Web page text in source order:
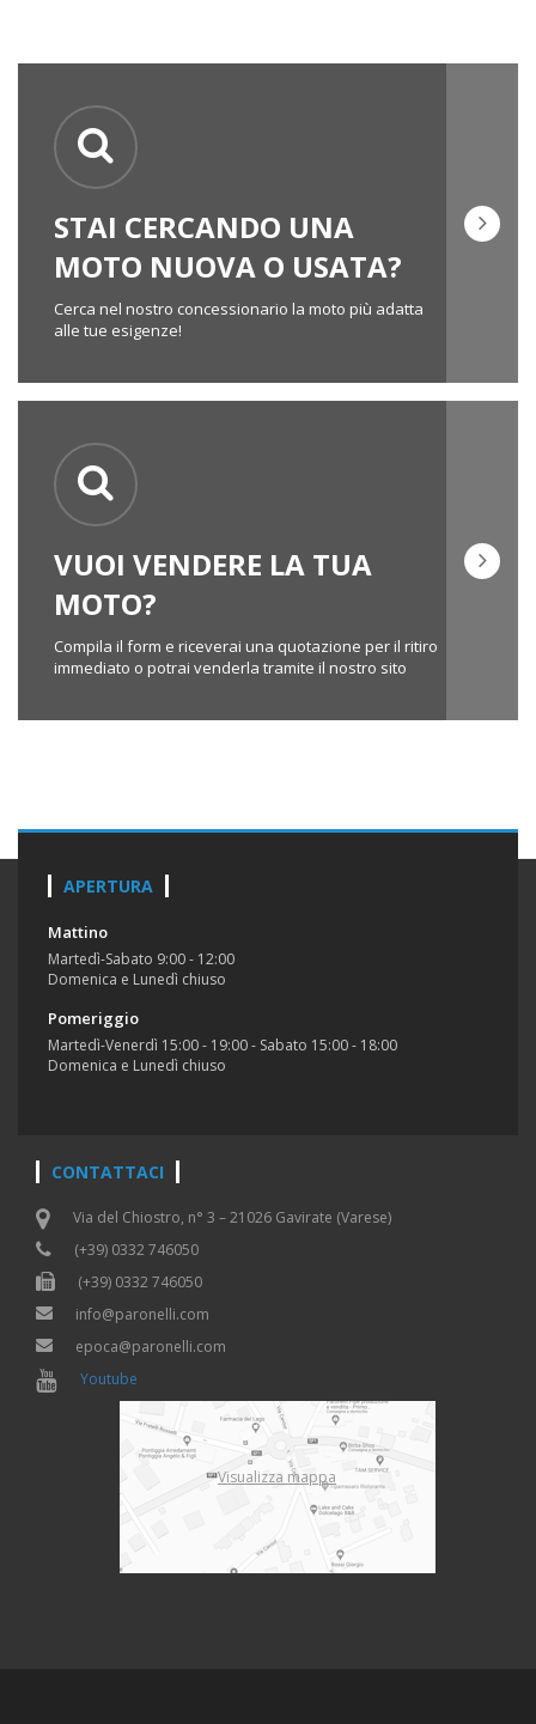
STAI CERCANDO UNA
MOTO NUOVA O USATA?
Cerca nel nostro concessionario la moto più adatta
alle tue esigenze!
VUOI VENDERE LA TUA
MOTO?
Compila il form e riceverai una quotazione per il ritiro
immediato o potrai venderla tramite il nostro sito
APERTURA
Mattino
Martedì-Sabato 9:00 - 12:00
Domenica e Lunedì chiuso
Pomeriggio
Martedì-Venerdì 15:00 - 19:00 - Sabato 15:00 - 18:00
Domenica e Lunedì chiuso
CONTATTACI
Via del Chiostro, n° 3 – 21026 Gavirate (Varese)
(+39) 0332 746050
(+39) 0332 746050
info@paronelli.com
epoca@paronelli.com
Youtube
Visualizza mappa